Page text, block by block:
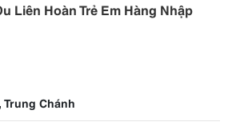
Liên Hoàn Trẻ Em Hàng Nhập
Trung Chánh